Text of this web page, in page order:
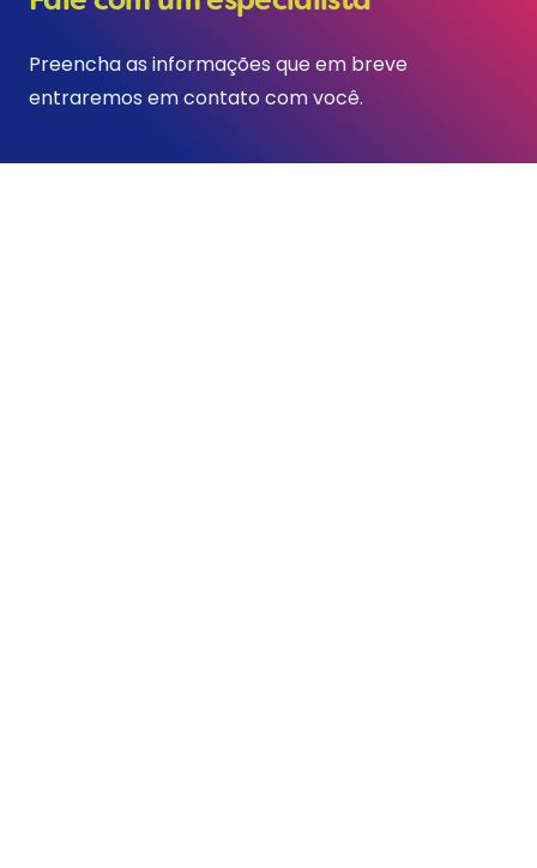
Preencha as informações que em breve
entraremos em contato com você.